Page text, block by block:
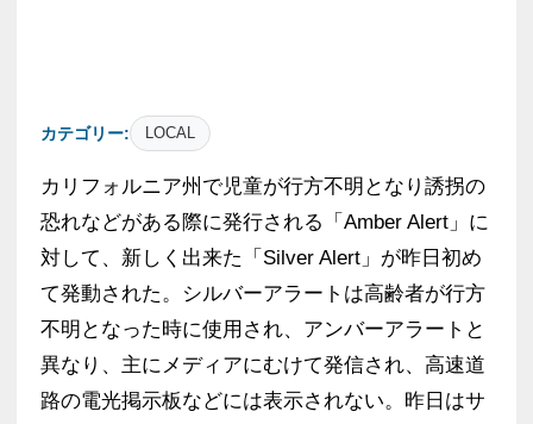
カテゴリー: LOCAL
カリフォルニア州で児童が行方不明となり誘拐の
恐れなどがある際に発行される「Amber Alert」に
対して、新しく出来た「Silver Alert」が昨日初め
て発動された。シルバーアラートは高齢者が行方
不明となった時に使用され、アンバーアラートと
異なり、主にメディアにむけて発信され、高速道
路の電光掲示板などには表示されない。昨日はサ